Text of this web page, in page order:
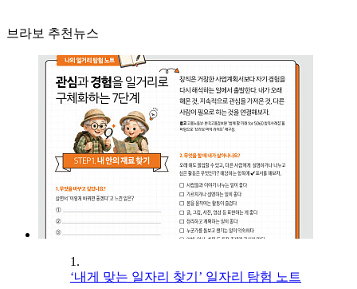
브라보 추천뉴스
1.
‘내게 맞는 일자리 찾기’ 일자리 탐험 노트